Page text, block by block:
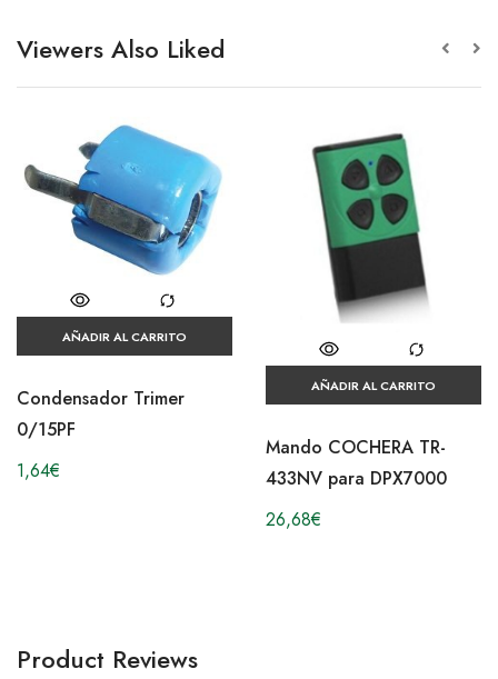
Viewers Also Liked
AÑADIR AL CARRITO
Condensador Trimer
0/15PF
1,64€
AÑADIR AL CARRITO
Mando COCHERA TR-
433NV para DPX7000
26,68€
Product Reviews